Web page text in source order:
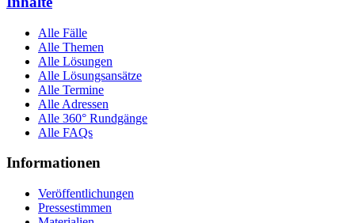
Alle Fälle
Alle Themen
Alle Lösungen
Alle Lösungsansätze
Alle Termine
Alle Adressen
Alle 360° Rundgänge
Alle FAQs
Informationen
Veröffentlichungen
Pressestimmen